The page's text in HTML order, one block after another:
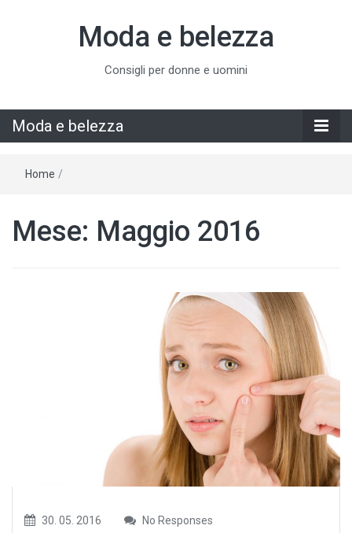
Moda e belezza
Consigli per donne e uomini
Moda e belezza
Home /
Mese: Maggio 2016
30. 05. 2016 No Responses